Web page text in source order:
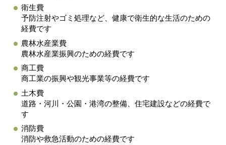
衛生費
予防注射やゴミ処理など、健康で衛生的な生活のための
経費です
農林水産業費
農林水産業振興のための経費です
商工費
商工業の振興や観光事業等の経費です
土木費
道路・河川・公園・港湾の整備、住宅建設などの経費で
す
消防費
消防や救急活動のための経費です